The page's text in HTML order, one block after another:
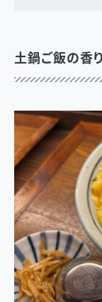
土鍋ご飯の香